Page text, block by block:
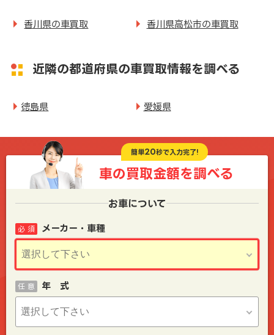
香川県の車買取 香川県高松市の車買取
近隣の都道府県の車買取情報を調べる
徳島県 愛媛県
簡単20秒で入力完了!
車の買取金額を調べる
お車について
メーカー・車種
必 須
年 式
任 意